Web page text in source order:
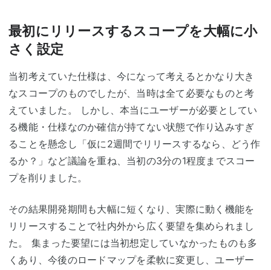
最初にリリースするスコープを大幅に小
さく設定
当初考えていた仕様は、今になって考えるとかなり大き
なスコープのものでしたが、当時は全て必要なものと考
えていました。 しかし、本当にユーザーが必要としてい
る機能・仕様なのか確信が持てない状態で作り込みすぎ
ることを懸念し「仮に2週間でリリースするなら、どう作
るか？」など議論を重ね、当初の3分の1程度までスコー
プを削りました。
その結果開発期間も大幅に短くなり、実際に動く機能を
リリースすることで社内外から広く要望を集められまし
た。 集まった要望には当初想定していなかったものも多
くあり、今後のロードマップを柔軟に変更し、ユーザー